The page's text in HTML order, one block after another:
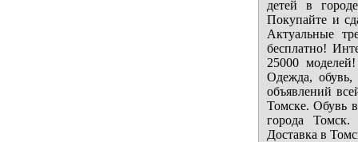
детей в
Покупайте и
Актуальные
бесплатно!
25000
Одежда, обувь,
объявлений
Томске. Обувь
города Томск.
Доставка в